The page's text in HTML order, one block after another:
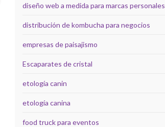
diseño web a medida para marcas personales
distribución de kombucha para negocios
empresas de paisajismo
Escaparates de cristal
etología canin
etología canina
food truck para eventos